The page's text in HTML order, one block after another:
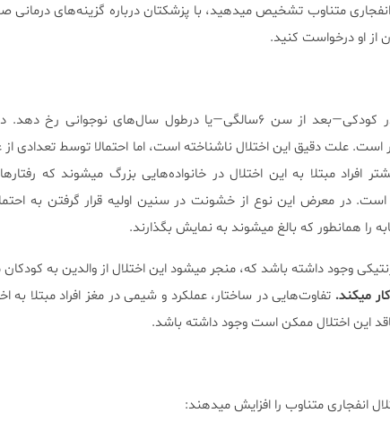
انفجاری متناوب تشخیص میدهید، با پزشکتان درباره گزینه‌های درمانی
از او درخواست کنید.
اختلال انفجاری متناوب میتواند در کودکی—بعد از سن ۶سالگی—یا درطول سال‌های
است. علت دقیق این اختلال ناشناخته است، اما احتمالا توسط تعدادی
افراد مبتلا به این اختلال در خانواده‌هایی بزرگ میشوند که
است. در معرض این نوع از خشونت در سنین اولیه قرار گرفتن به
را همانطور که بالغ میشوند به نمایش بگذارند.
وجود داشته باشد که، منجر میشود این اختلال از والدین به
میکند. تفاوت‌هایی در ساختار، عملکرد و شیمی در مغز افراد مبتلا به
این اختلال ممکن است وجود داشته باشد.
انفجاری متناوب را افزایش میدهند: